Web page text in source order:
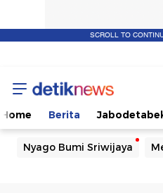
SCROLL TO
Home Berita
Nyago Bumi Sriwijaya